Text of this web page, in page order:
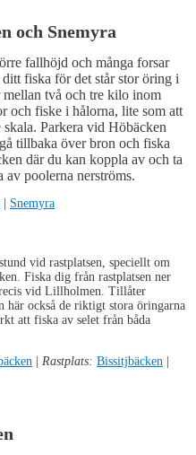
och Snemyra
fallhöjd och många forsar
fiska för det står stor öring i
mellan två och tre kilo inom
och fiske i hålorna, lite som att
Parkera vid Höbäcken
tillbaka över bron och fiska
där du kan koppla av och ta
av poolerna nerströms.
| Snemyra
vid rastplatsen, speciellt om
Fiska dig från rastplatsen ner
vid Lillholmen. Tillåter
här också de riktigt stora öringarna
att fiska av selet från båda
| Rastplats: Bissitjbäcken |